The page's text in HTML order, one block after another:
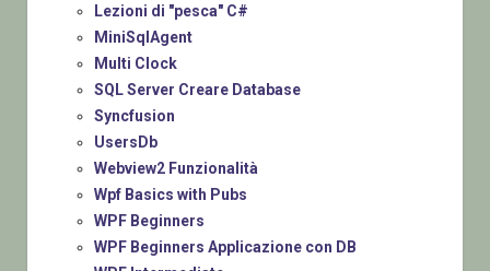
Lezioni di "pesca" C#
MiniSqlAgent
Multi Clock
SQL Server Creare Database
Syncfusion
UsersDb
Webview2 Funzionalità
Wpf Basics with Pubs
WPF Beginners
WPF Beginners Applicazione con DB